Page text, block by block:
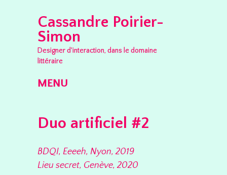
Cassandre Poirier-
Simon
Designer d'interaction, dans le domaine
littéraire
MENU
Duo artificiel #2
BDQI, Eeeeh, Nyon, 2019
Lieu secret, Genève, 2020